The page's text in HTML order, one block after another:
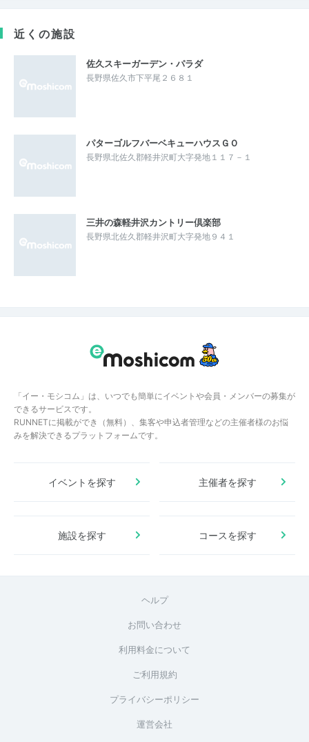
近くの施設
佐久スキーガーデン・パラダ
長野県佐久市下平尾２６８１
パターゴルフバーベキューハウスＧＯ
長野県北佐久郡軽井沢町大字発地１１７－１
三井の森軽井沢カントリー倶楽部
長野県北佐久郡軽井沢町大字発地９４１
「イー・モシコム」は、いつでも簡単にイベントや会員・メンバーの募集が
できるサービスです。
RUNNETに掲載ができ（無料）、集客や申込者管理などの主催者様のお悩
みを解決できるプラットフォームです。
イベントを探す 主催者を探す
施設を探す コースを探す
ヘルプ
お問い合わせ
利用料金について
ご利用規約
プライバシーポリシー
運営会社